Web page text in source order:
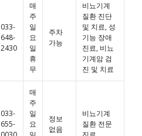
033-
648-
2430
매
주
일
요
일
휴
무
주차
가능
비뇨기계
질환 진단
및 치료, 성
기능 장애
진료, 비뇨
기계암 검
진 및 치료
033-
655-
매
주
일
요
정보
없음
비뇨기계
질환 전문